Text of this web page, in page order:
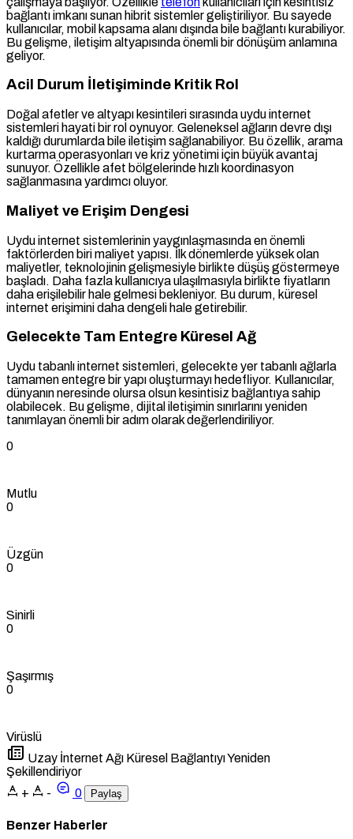
bağlantı imkanı sunan hibrit sistemler geliştiriliyor. Bu sayede
kullanıcılar, mobil kapsama alanı dışında bile bağlantı kurabiliyor.
Bu gelişme, iletişim altyapısında önemli bir dönüşüm anlamına
geliyor.
Acil Durum İletişiminde Kritik Rol
Doğal afetler ve altyapı kesintileri sırasında uydu internet
sistemleri hayati bir rol oynuyor. Geleneksel ağların devre dışı
kaldığı durumlarda bile iletişim sağlanabiliyor. Bu özellik, arama
kurtarma operasyonları ve kriz yönetimi için büyük avantaj
sunuyor. Özellikle afet bölgelerinde hızlı koordinasyon
sağlanmasına yardımcı oluyor.
Maliyet ve Erişim Dengesi
Uydu internet sistemlerinin yaygınlaşmasında en önemli
faktörlerden biri maliyet yapısı. İlk dönemlerde yüksek olan
maliyetler, teknolojinin gelişmesiyle birlikte düşüş göstermeye
başladı. Daha fazla kullanıcıya ulaşılmasıyla birlikte fiyatların
daha erişilebilir hale gelmesi bekleniyor. Bu durum, küresel
internet erişimini daha dengeli hale getirebilir.
Gelecekte Tam Entegre Küresel Ağ
Uydu tabanlı internet sistemleri, gelecekte yer tabanlı ağlarla
tamamen entegre bir yapı oluşturmayı hedefliyor. Kullanıcılar,
dünyanın neresinde olursa olsun kesintisiz bağlantıya sahip
olabilecek. Bu gelişme, dijital iletişimin sınırlarını yeniden
tanımlayan önemli bir adım olarak değerlendiriliyor.
0
Mutlu
0
Üzgün
0
Sinirli
0
Şaşırmış
0
Virüslü
Uzay İnternet Ağı Küresel Bağlantıyı Yeniden
Şekillendiriyor
+
- 0 Paylaş
Benzer Haberler